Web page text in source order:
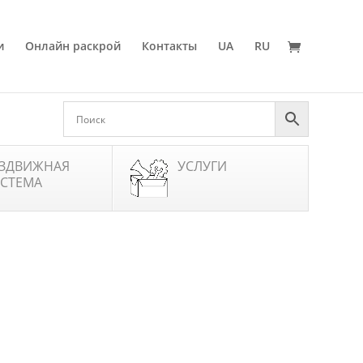
Онлайн раскрой Контакты UA RU
УСЛУГИ